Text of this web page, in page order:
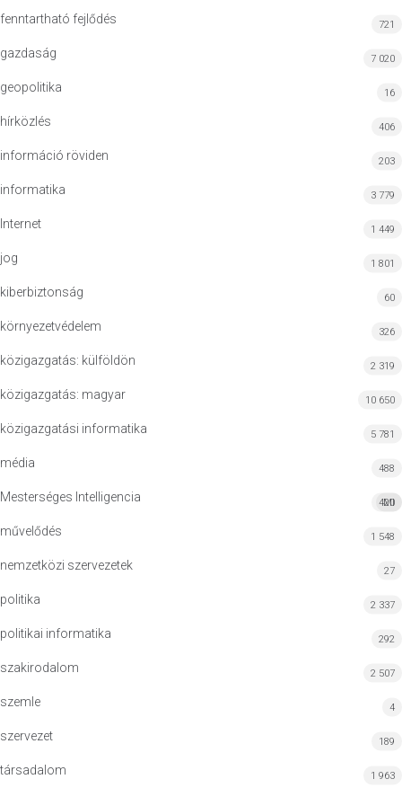
fenntartható fejlődés 721
gazdaság 7 020
geopolitika 16
hírközlés 406
információ röviden 203
informatika 3 779
Internet 1 449
jog 1 801
kiberbiztonság 60
környezetvédelem 326
közigazgatás: külföldön 2 319
közigazgatás: magyar 10 650
közigazgatási informatika 5 781
média 488
Mesterséges Intelligencia MI
420
művelődés 1 548
nemzetközi szervezetek 27
politika 2 337
politikai informatika 292
szakirodalom 2 507
szemle 4
szervezet 189
társadalom 1 963